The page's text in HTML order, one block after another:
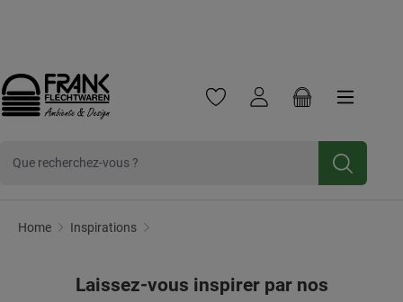
Vous avez 0 articles dans votre
Le panier
Home Inspirations
Récit d'intérieur
Laissez-vous inspirer par nos